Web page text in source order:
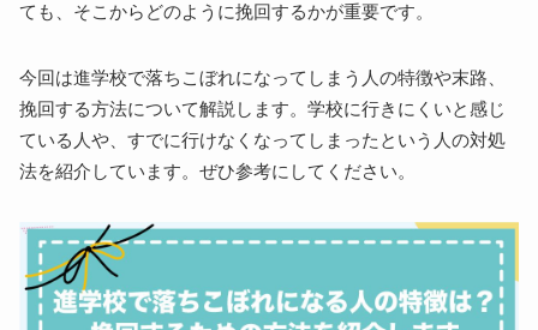
ても、そこからどのように挽回するかが重要です。
今回は進学校で落ちこぼれになってしまう人の特徴や末路、
挽回する方法について解説します。学校に行きにくいと感じ
ている人や、すでに行けなくなってしまったという人の対処
法を紹介しています。ぜひ参考にしてください。